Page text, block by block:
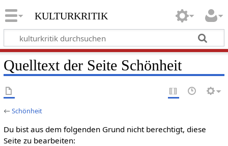
kulturkritik
Quelltext der Seite Schönheit
←Schönheit
Du bist aus dem folgenden Grund nicht berechtigt, diese
Seite zu bearbeiten: